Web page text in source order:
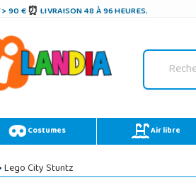
> 90 € LIVRAISON 48 À 96 HEURES.
Costumes Air libre
Lego City Stuntz